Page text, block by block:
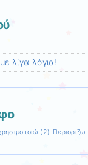
λίγα λόγια!
(2) Περιορίζω